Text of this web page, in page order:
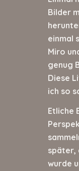
Bilder
einmal
Miro
genug
Diese
ich so
Etliche
später,
wurde